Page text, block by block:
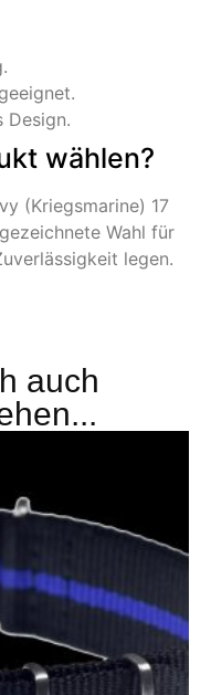
Design.
wählen?
(Kriegsmarine) 17
Wahl für
legen.
auch